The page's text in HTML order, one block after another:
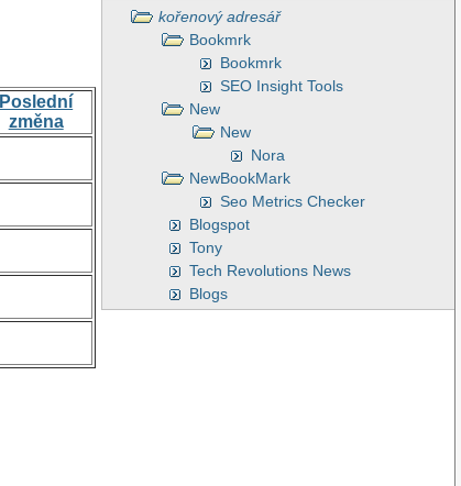
kořenový adresář
Bookmrk
Bookmrk
SEO Insight Tools
New
New
Nora
NewBookMark
Seo Metrics Checker
Blogspot
Tony
Tech Revolutions News
Blogs
Poslední
změna